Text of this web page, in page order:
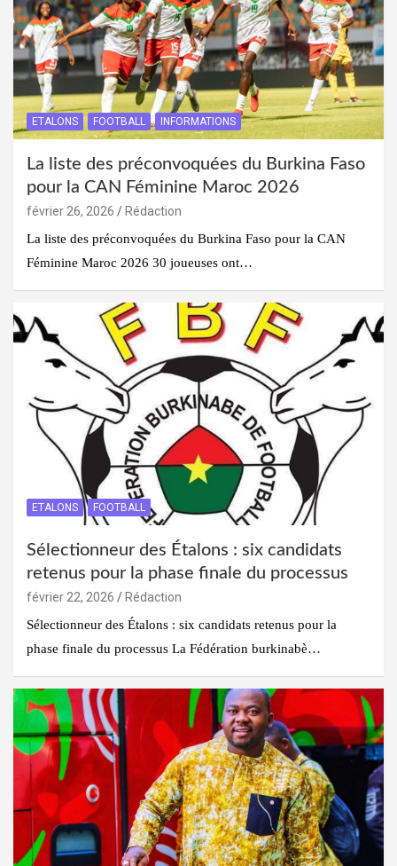
ETALONS FOOTBALL INFORMATIONS
La liste des préconvoquées du Burkina Faso
pour la CAN Féminine Maroc 2026
février 26, 2026
Rédaction
La liste des préconvoquées du Burkina Faso pour la CAN
Féminine Maroc 2026 30 joueuses ont…
ETALONS FOOTBALL
Sélectionneur des Étalons : six candidats
retenus pour la phase finale du processus
février 22, 2026
Rédaction
Sélectionneur des Étalons : six candidats retenus pour la
phase finale du processus La Fédération burkinabè…